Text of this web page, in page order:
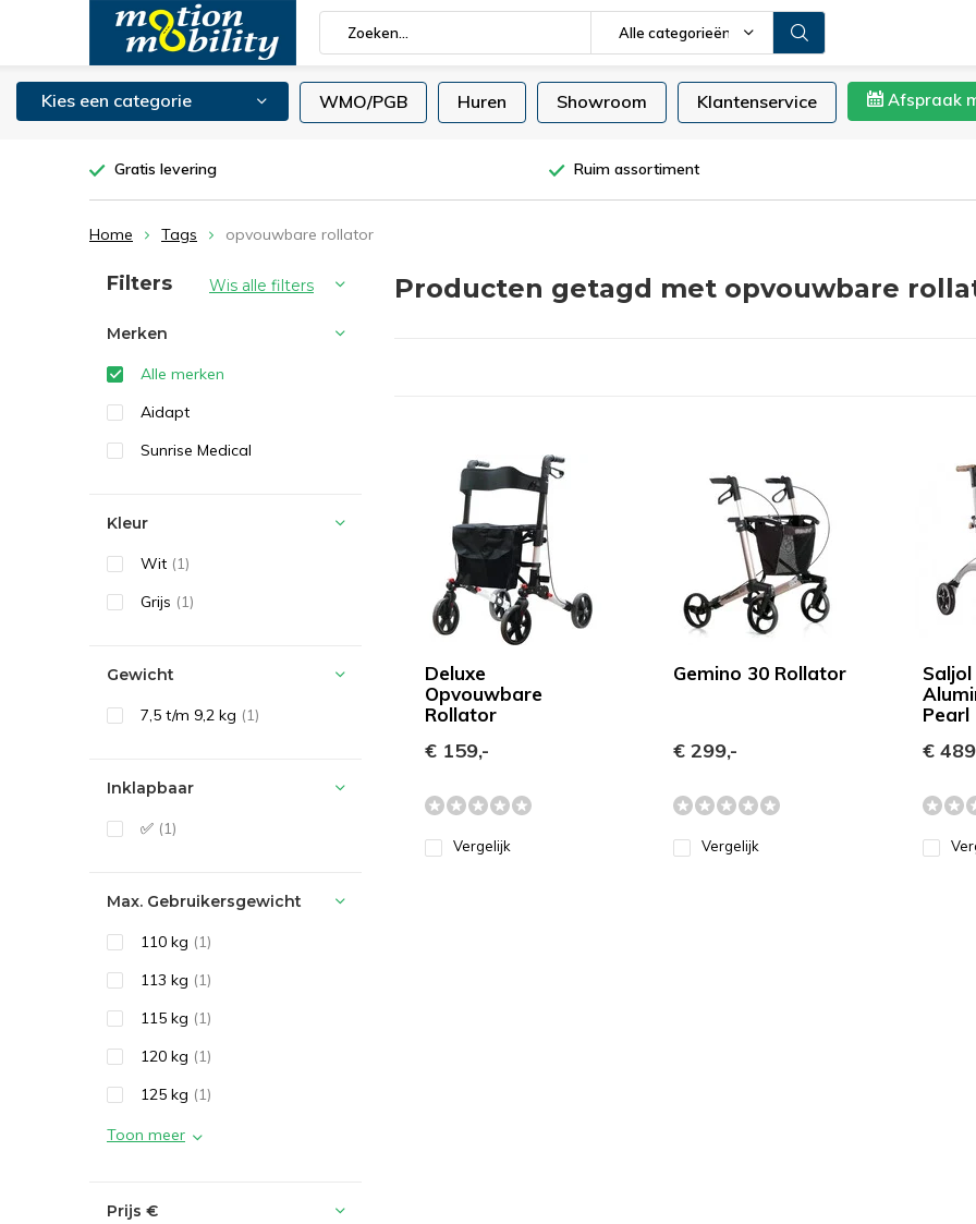
Alle categorieën
Kies een categorie WMO/PGB Huren Showroom Klantenservice Afspraak
Gratis levering Ruim assortiment
Home Tags opvouwbare rollator
Producten getagd met opvouwbare
Deluxe
Opvouwbare
Rollator
€ 159,-
Vergelijk
Gemino 30 Rollator
€ 299,-
Vergelijk
Pearl
€
Sorteren op:
Filters Wis alle filters
Merken
Alle merken
Aidapt
Sunrise Medical
Kleur
Wit (1)
Grijs (1)
Gewicht
7,5 t/m 9,2 kg (1)
Inklapbaar
✅ (1)
Max. Gebruikersgewicht
110 kg (1)
113 kg (1)
115 kg (1)
120 kg (1)
125 kg (1)
Toon meer
Prijs €